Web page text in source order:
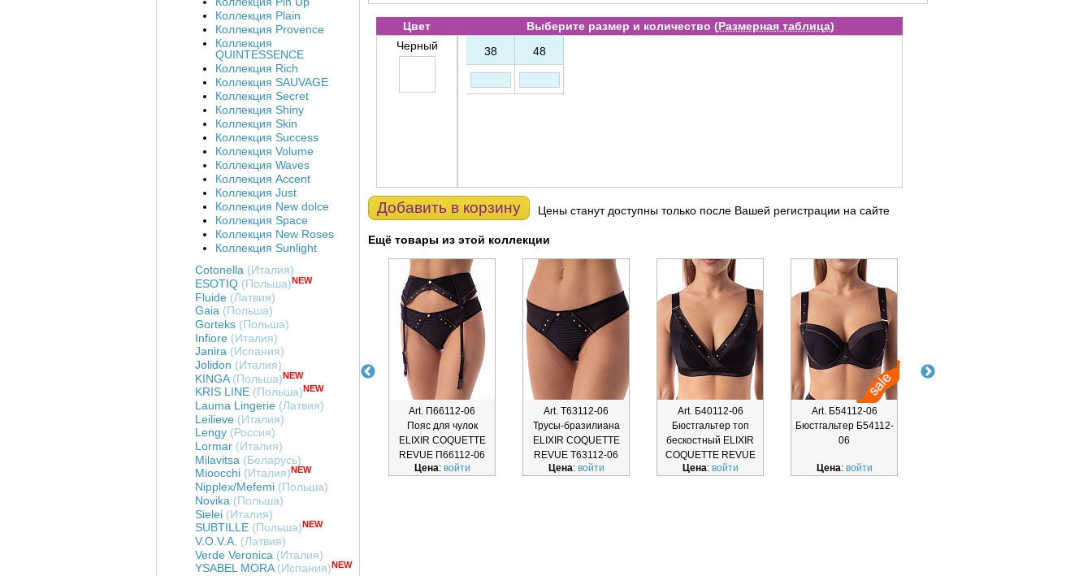
Коллекция Plain
Коллекция Provence
Коллекция
QUINTESSENCE
Коллекция Rich
Коллекция SAUVAGE
Коллекция Secret
Коллекция Shiny
Коллекция Skin
Коллекция Success
Коллекция Volume
Коллекция Waves
Коллекция Accent
Коллекция Just
Коллекция New dolce
Коллекция Space
Коллекция New Roses
Коллекция Sunlight
Cotonella (Италия)
ESOTIQ (Польша)NEW
Fluide (Латвия)
Gaia (Польша)
Gorteks (Польша)
Infiore (Италия)
Janira (Испания)
Jolidon (Италия)
KINGA (Польша)NEW
KRIS LINE (Польша) NEW
Lauma Lingerie (Латвия)
Leilieve (Италия)
Lengy (Россия)
Lormar (Италия)
Milavitsa (Беларусь)
Mioocchi (Италия) NEW
Nipplex/Mefemi (Польша)
Novika (Польша)
Sielei (Италия)
SUBTILLE (Польша)NEW
V.O.V.A. (Латвия)
Verde Veronica (Италия)
YSABEL MORA(Испания) NEW
Цвет Выберите размер и количество (Размерная таблица)
Черный
38 48
Добавить в корзину Цены станут доступны только после Вашей регистрации на сайте
Ещё товары из этой коллекции
Art. Б54112-06
Бюстгальтер Б54112-
войти
Art. Б82112-06
Бюстгальтер "пуш-ап"
ELIXIR COQUETTE
REVUE Б8211
Цена:войти
Art. П66112-06
Пояс для чулок
ELIXIR COQUETTE
REVUE П66112-06
Цена: войти
Art. Т63112-06
Трусы-бразилиана
ELIXIR COQUETTE
REVUE Т63112-06
Цена: войти
Art. Б40112-06
Бюстгальтер топ
бескостный ELIXIR
COQUETTE REVUE
Б40112-06
Цена: войти
Art. Б54112-06
Бюстгальтер Б54112-
06
Цена: войти